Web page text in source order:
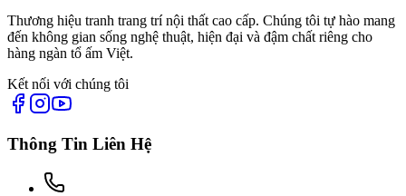
Thương hiệu tranh trang trí nội thất cao cấp. Chúng tôi tự hào mang
đến không gian sống nghệ thuật, hiện đại và đậm chất riêng cho
hàng ngàn tổ ấm Việt.
Kết nối với chúng tôi
Thông Tin Liên Hệ